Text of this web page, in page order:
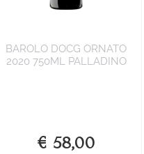
BAROLO DOCG ORNATO
2020 750ML PALLADINO
€ 58,00